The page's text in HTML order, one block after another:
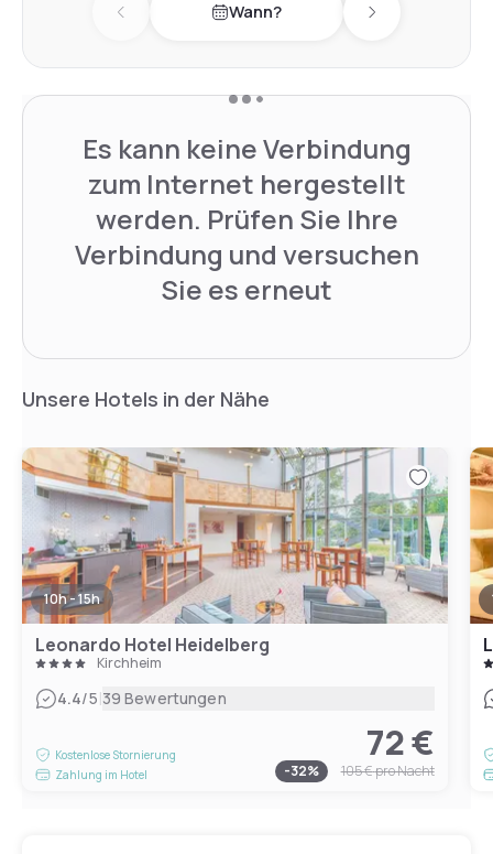
Previous day Wann? Next day
Es kann keine Verbindung
zum Internet hergestellt
werden. Prüfen Sie Ihre
Verbindung und versuchen
Sie es erneut
Unsere Hotels in der Nähe
10h - 15h
Leonardo Hotel Heidelberg
Kirchheim
4.4/5|39 Bewertungen
Kostenlose Stornierung
Zahlung im Hotel
72 €
-32% 105 €pro Nacht